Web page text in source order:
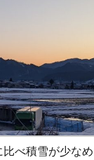
比べ積雪が少な